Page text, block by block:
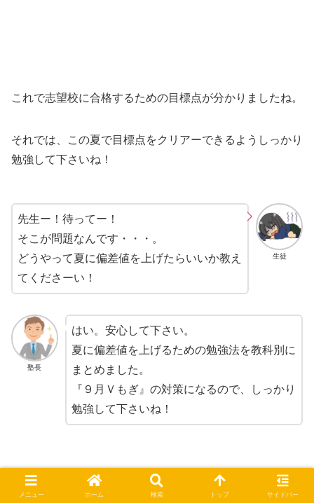
これで志望校に合格するための目標点が分かりましたね。
それでは、この夏で目標点をクリアーできるようしっかり
勉強して下さいね！
生徒
先生ー！待ってー！
そこが問題なんです・・・。
どうやって夏に偏差値を上げたらいいか教え
てくださーい！
塾長
はい。安心して下さい。
夏に偏差値を上げるための勉強法を教科別に
まとめました。
『９月Ｖもぎ』の対策になるので、しっかり
勉強して下さいね！
メニュー ホーム 検索 トップ サイドバー